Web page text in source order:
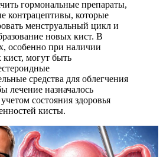
гормональные препараты,
контрацептивы, которые
менструальный цикл и
новых кист. В
особенно при наличии
могут быть
средства для облегчения
лечение назначалось
состояния здоровья
кисты.